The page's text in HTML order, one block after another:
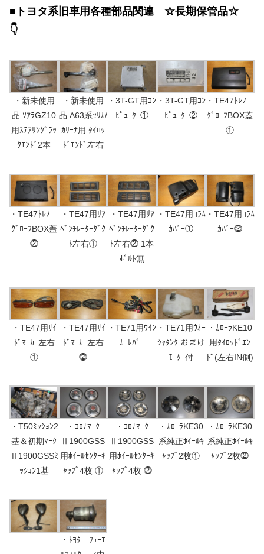
■トヨタ系旧車用各種部品関連 ☆長期保管品☆
👇
・新未使用
品 ｿｱﾗGZ10
用ｽﾃｱﾘﾝｸﾞﾗｯ
ｸｴﾝﾄﾞ2本
・新未使用
品 A63系ｾﾘｶ/
ｶﾘｰﾅ用 ﾀｲﾛｯ
ﾄﾞｴﾝﾄﾞ左右
・3T-GT用ｺﾝ
ﾋﾟｭｰﾀｰ①
・3T-GT用ｺﾝ
ﾋﾟｭｰﾀｰ②
・TE47ﾄﾚﾉ
ｸﾞﾛｰﾌBOX蓋
①
・TE47ﾄﾚﾉ
ｸﾞﾛｰﾌBOX蓋
⓶
・TE47用ﾘｱ
ﾍﾞﾝﾁﾚｰﾀｰﾀﾞｸ
ﾄ左右①
・TE47用ﾘｱ
ﾍﾞﾝﾁﾚｰﾀｰﾀﾞｸ
ﾄ左右⓶ 1本
ﾎﾞﾙﾄ無
・TE47用ｺﾗﾑ
ｶﾊﾞｰ①
・TE47用ｺﾗﾑ
ｶﾊﾞｰ⓶
・TE47用ｻｲ
ﾄﾞﾏｰｶｰ左右
①
・TE47用ｻｲ
ﾄﾞﾏｰｶｰ左右
⓶
・TE71用ｳｲﾝ
ｶｰﾚﾊﾞｰ
・TE71用ｳｵｰ
ｼｬﾀﾝｸ おまけ
ﾓｰﾀｰ付
・ｶﾛｰﾗKE10
用ﾀｲﾛｯﾄﾞｴﾝ
ﾄﾞ(左右IN側)
・T50ﾐｯｼｮﾝ2
基＆初期ﾏｰｸ
Ⅱ1900GSSﾐ
ｯｼｮﾝ1基
・ｺﾛﾅﾏｰｸ
Ⅱ1900GSS
用ﾎｲｰﾙｾﾝﾀｰｷ
ｬｯﾌﾟ4枚 ①
・ｺﾛﾅﾏｰｸ
Ⅱ1900GSS
用ﾎｲｰﾙｾﾝﾀｰｷ
ｬｯﾌﾟ4枚 ⓶
・ｶﾛｰﾗKE30
系純正ﾎｲｰﾙｷ
ｬｯﾌﾟ2枚①
・ｶﾛｰﾗKE30
系純正ﾎｲｰﾙｷ
ｬｯﾌﾟ2枚⓶
・ﾄﾖﾀ ﾌｭｰｴ